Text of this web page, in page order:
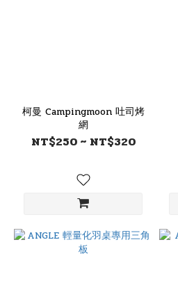
柯曼 Campingmoon 吐司烤
網
NT$250 ~ NT$320